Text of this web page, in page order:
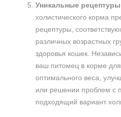
Уникальные рецептуры
холистического корма
рецептуры,
различных возрастных
здоровья кошек.
ваш питомец в корме
оптимального веса,
или решении проблем с
подходящий вариант